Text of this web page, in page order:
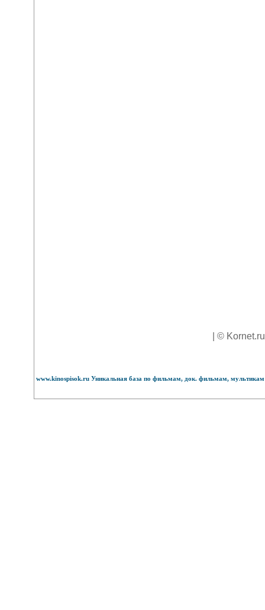
| ©
www.kinospisok.ru Уникальная база по фильмам, док. фильмам,